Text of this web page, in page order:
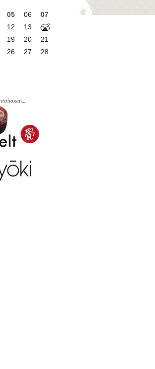
05 06
07
12
13
19 20
21
26 27 28